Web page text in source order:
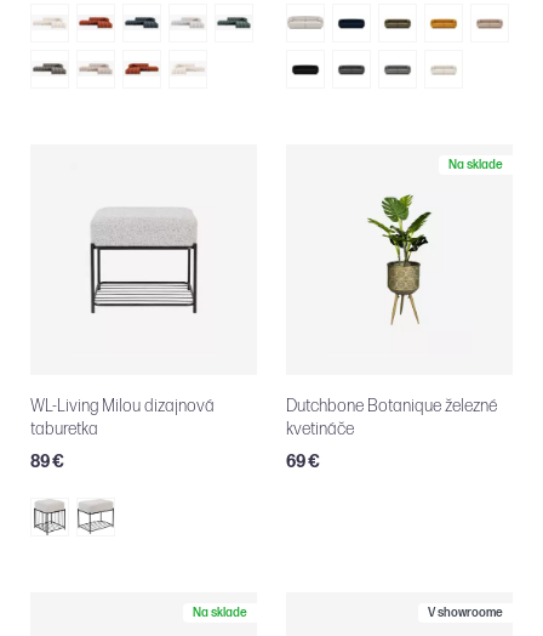
WL-Living Milou dizajnová
taburetka
89 €
Na sklade
Dutchbone Botanique železné
kvetináče
69 €
Na sklade V showroome